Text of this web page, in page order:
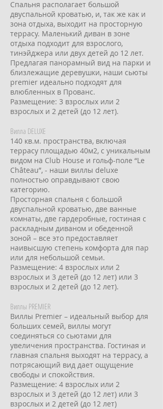
Спальня располагает большой
двуспальной кроватью, и, так же как и
зона отдыха, выходит на просторную
террасу. Маленький диван в зоне
отдыха подходит для взрослого,
тинэйджера или двух детей до 12 лет.
Предлагая панорамный вид на парки и
близлежащие деревушки, наши сьюты
premier идеально подходят для
влюбленных в Прованс.
Размещение: 3 взрослых или 2
взрослых и 2 детей (до 12 лет).
Вилла DELUXE
140 кв.м. пространства, включая
террасу площадью 40м2, с уникальным
видом на Club House и гольф-поле “Le
Château”, - наши виллы deluxe
полностью оправдывают свою
категорию.
Просторная спальня с большой
двуспальной кроватью, две ванные
комнаты, две гардеробные, гостиная с
раскладным диваном и обеденной
зоной – все это предоставляет
наивысшую степень комфорта для пар
или для небольшой семьи.
Размещение: 4 взрослых или 2
взрослых и 3 детей (до 12 лет) или 3
взрослых и 2 детей (до 12 лет).
Виллы PREMIER
Виллы Premier – идеальный выбор для
больших семей, виллы могут
соединяться со сьютами для
увеличения пространства. Гостиная и
главная спальня выходят на террасу, а
потрясающий вид дает ощущение
свободы и спокойствия.
Размещение: 4 взрослых или 2
взрослых и 3 детей (до 12 лет) или 3
взрослых и 2 детей (до 12 лет)